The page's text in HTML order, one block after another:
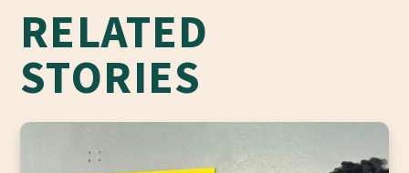
RELATED
STORIES